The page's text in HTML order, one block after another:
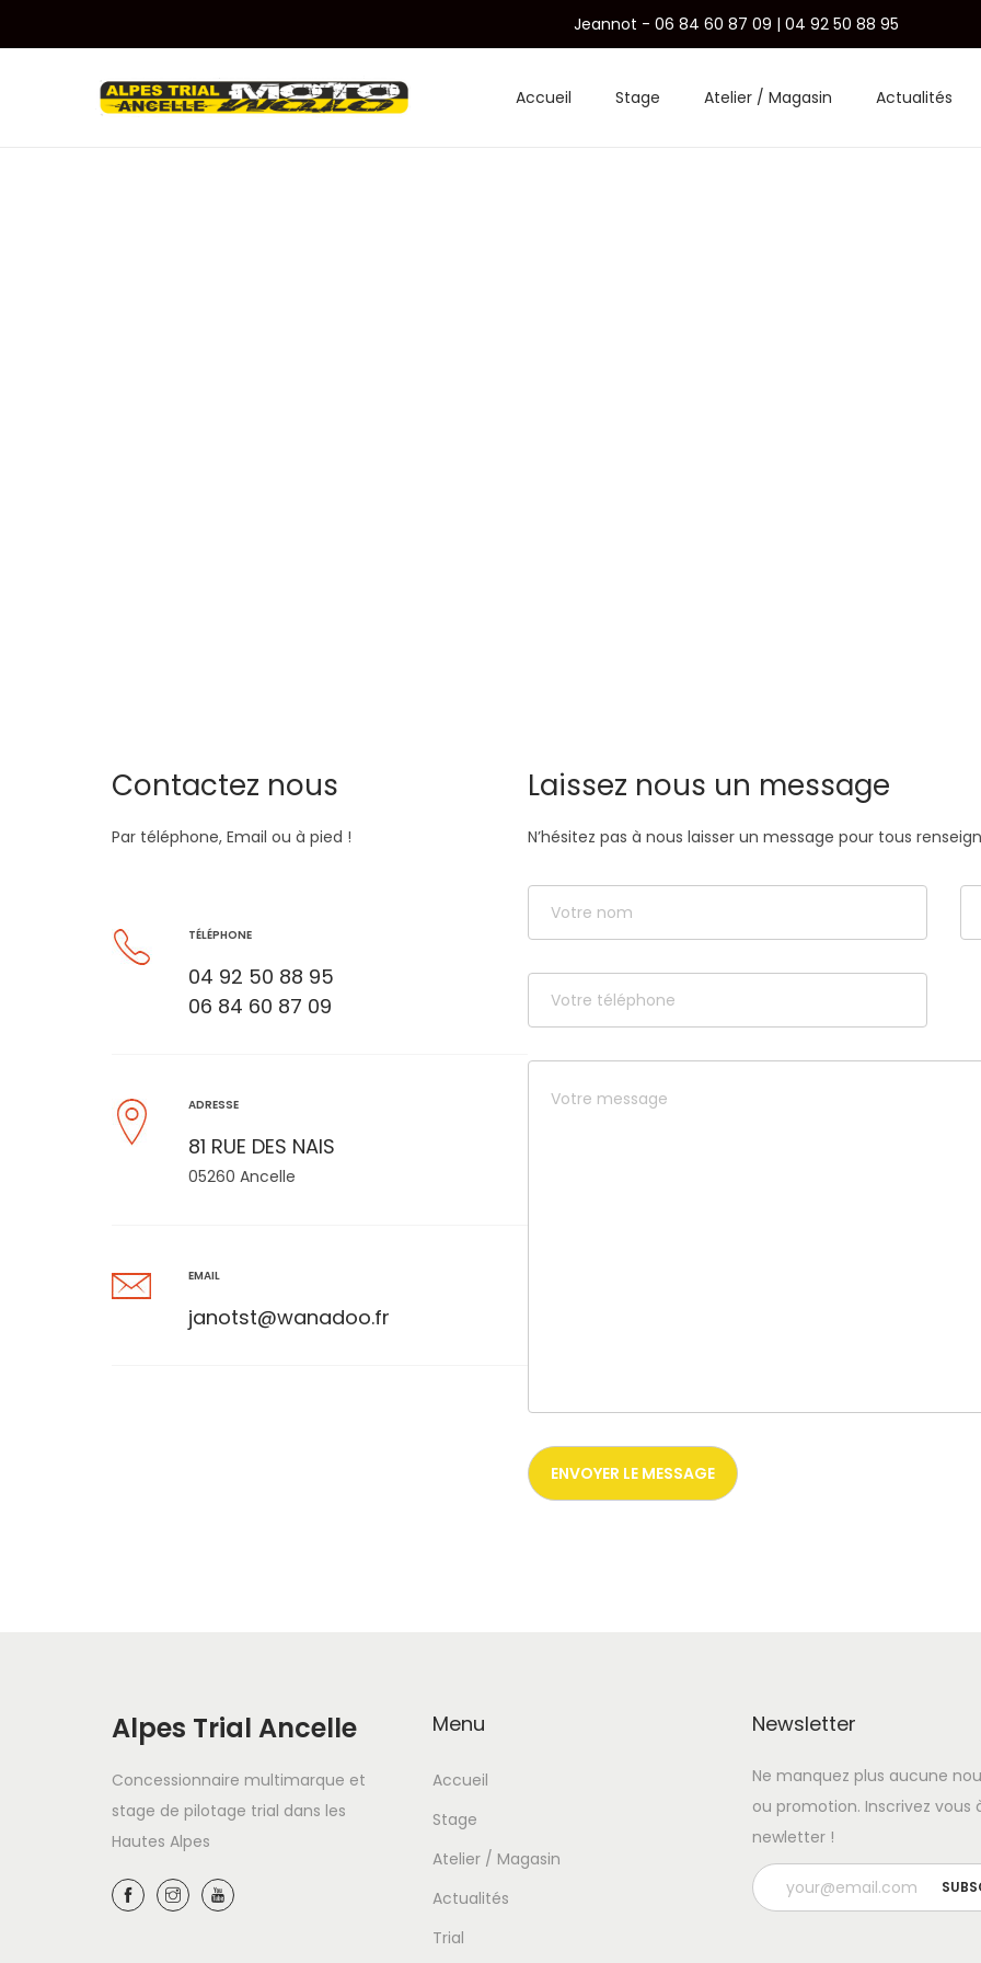
Jeannot - 06 84 60 87 09 | 04 92 50 88 95
Accueil Stage Atelier / Magasin Actualités
Contactez nous
Par téléphone, Email ou à pied !
TÉLÉPHONE
04 92 50 88 95
06 84 60 87 09
ADRESSE
81 RUE DES NAIS
05260 Ancelle
EMAIL
janotst@wanadoo.fr
Laissez nous un message
N’hésitez pas à nous laisser un message pour tous
Alpes Trial Ancelle
Concessionnaire multimarque et
stage de pilotage trial dans les
Hautes Alpes
Menu
Accueil
Stage
Atelier / Magasin
Actualités
Trial
Newsletter
Ne manquez plus aucune
ou promotion. Inscrivez vous
newletter !